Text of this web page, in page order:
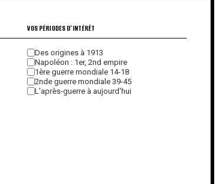
VOS PÉRIODES D'INTÉRÊT
Des origines à 1913
Napoléon : 1er, 2nd empire
1ère guerre mondiale 14-18
2nde guerre mondiale 39-45
L'après-guerre à aujourd'hui